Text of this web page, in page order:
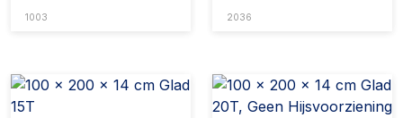
1003 2036